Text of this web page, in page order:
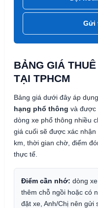
Gửi
BẢNG GIÁ
TẠI TPHCM
Bảng giá dưới đây áp
hạng phổ thông và được
dòng xe phổ thông nhiều
giá cuối sẽ được xác
km, thời gian chờ, điểm
thực tế.
Điểm cần nhớ: dòng
thêm chỗ ngồi hoặc có
đặt xe, Anh/Chị nên gửi